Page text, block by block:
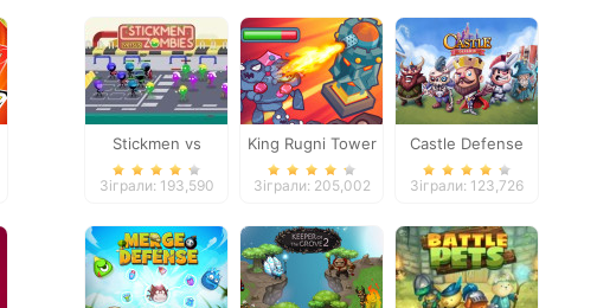
Stickmen vs
Zombies
Зіграли: 193,590
King Rugni Tower
Defense
Зіграли: 205,002
Castle Defense
Зіграли: 123,726